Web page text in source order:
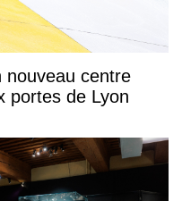
nouveau centre
portes de Lyon